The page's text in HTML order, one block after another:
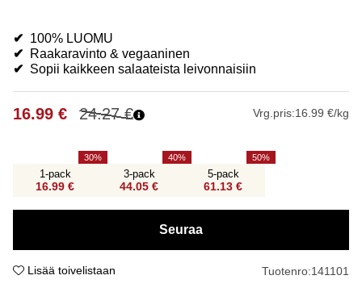
✔ 100% LUOMU
✔ Raakaravinto & vegaaninen
✔ Sopii kaikkeen salaateista leivonnaisiin
24.27€
16.99 € Vrg.pris:16.99 €/kg
1-pack
16.99 €
30
3-pack
44.05 €
40
5-pack
61.13 €
50
Seuraa
Lisää toivelistaan Tuotenro:141101